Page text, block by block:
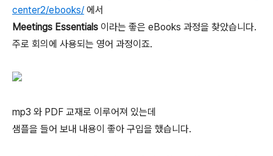
center2/ebooks/ 에서
Meetings Essentials 이라는 좋은 eBooks 과정을 찾았습니다.
주로 회의에 사용되는 영어 과정이죠.
mp3 와 PDF 교재로 이루어져 있는데
샘플을 들어 보내 내용이 좋아 구입을 했습니다.